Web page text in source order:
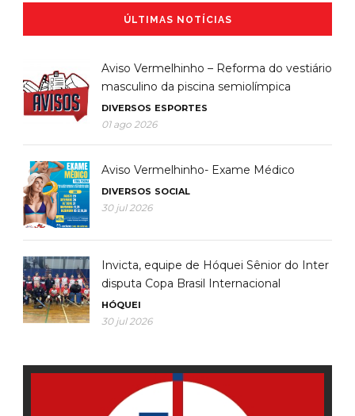
ÚLTIMAS NOTÍCIAS
Aviso Vermelhinho – Reforma do vestiário
masculino da piscina semiolímpica
DIVERSOS ESPORTES
01 ago 2026
Aviso Vermelhinho- Exame Médico
DIVERSOS SOCIAL
30 jul 2026
Invicta, equipe de Hóquei Sênior do Inter
disputa Copa Brasil Internacional
HÓQUEI
30 jul 2026